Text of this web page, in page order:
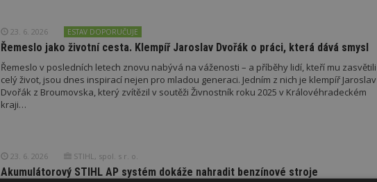
23. 6. 2026 ESTAV DOPORUČUJE
Řemeslo jako životní cesta. Klempíř Jaroslav Dvořák o práci, která dává smysl
Řemeslo v posledních letech znovu nabývá na váženosti – a příběhy lidí, kteří mu zasvětili
celý život, jsou dnes inspirací nejen pro mladou generaci. Jedním z nich je klempíř Jaroslav
Dvořák z Broumovska, který zvítězil v soutěži Živnostník roku 2025 v Královéhradeckém
kraji…
23. 6. 2026 STIHL, spol. s r. o.
Akumulátorový STIHL AP systém dokáže nahradit benzínové stroje